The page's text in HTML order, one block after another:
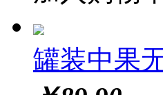
罐装中果